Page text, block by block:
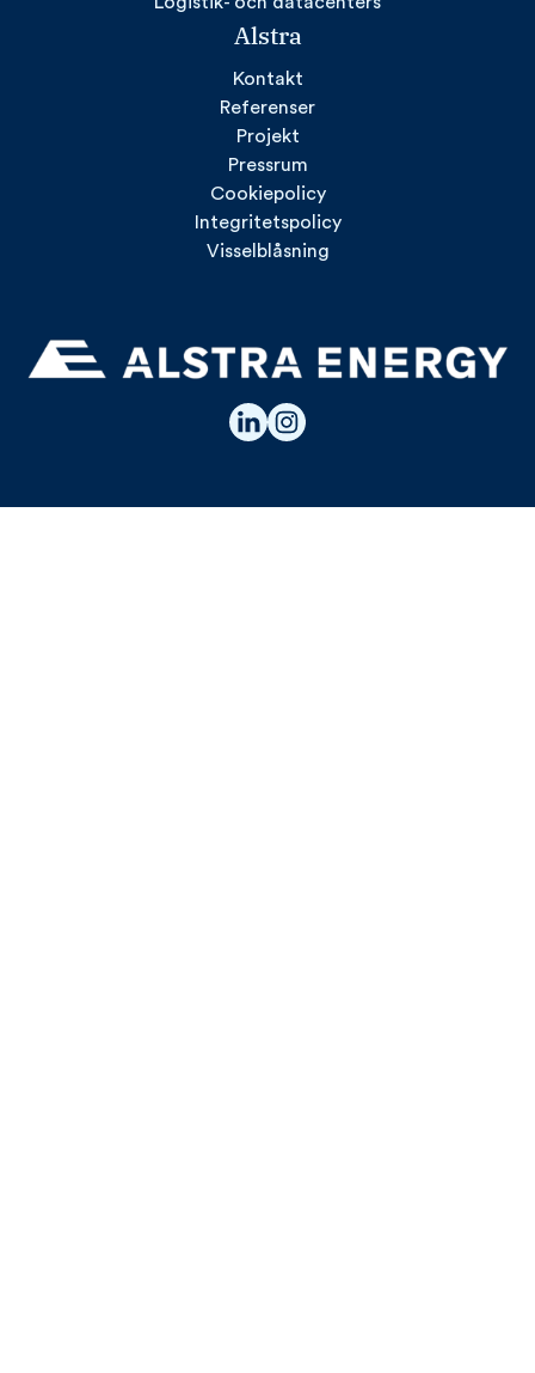
Alstra
Kontakt
Referenser
Projekt
Pressrum
Cookiepolicy
Integritetspolicy
Visselblåsning